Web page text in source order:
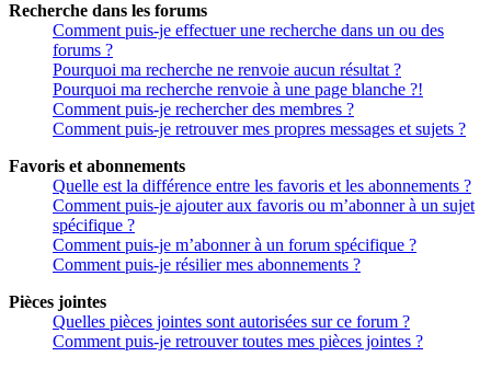
Recherche dans les forums
Comment puis-je effectuer une recherche dans un ou des
forums ?
Pourquoi ma recherche ne renvoie aucun résultat ?
Pourquoi ma recherche renvoie à une page blanche ?!
Comment puis-je rechercher des membres ?
Comment puis-je retrouver mes propres messages et sujets ?
Favoris et abonnements
Quelle est la différence entre les favoris et les abonnements ?
Comment puis-je ajouter aux favoris ou m’abonner à un sujet
spécifique ?
Comment puis-je m’abonner à un forum spécifique ?
Comment puis-je résilier mes abonnements ?
Pièces jointes
Quelles pièces jointes sont autorisées sur ce forum ?
Comment puis-je retrouver toutes mes pièces jointes ?